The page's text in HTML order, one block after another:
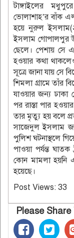
টাঙ্গাইলের
ভোলাশাহ’র বাঁক
হয়ে নুরুল
ইসলাম গোপালপুর
ছেলে। পেশায় সে
হওয়ার কথা
সূত্রে জানা যায় সে
শিমলা গ্রামে তাঁর
যাওয়ার জন্য ঢাকা
পর রাস্তা পার
তার মৃত্যু হয় বলে
সাজেদুল ইসলাম
পুলিশ ঘটনাস্থলে
পাওয়া পর্যন্ত ঘাতক
কোন মামলা হয়নি
হয়েছে।
Post Views: 33
Please